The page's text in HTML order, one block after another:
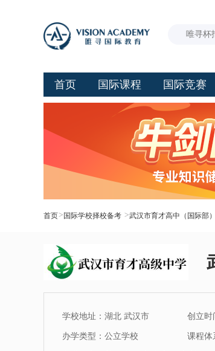
首页 国际课程 国际竞赛
首页> 国际学校择校备考 >武汉市育才高中（国际部）
学校地址：湖北 武汉市 创立时
办学类型：公立学校 课程体